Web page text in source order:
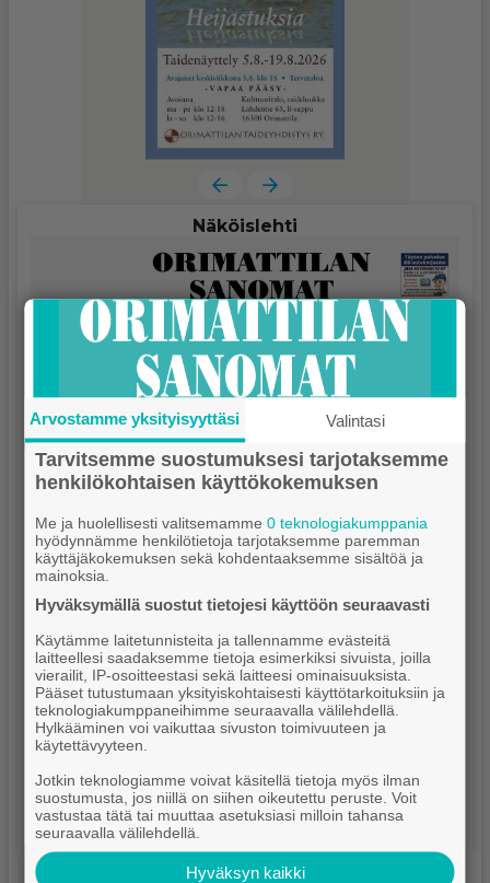
Näköislehti
Arvostamme yksityisyyttäsi Valintasi
Tarvitsemme suostumuksesi tarjotaksemme
henkilökohtaisen käyttökokemuksen
Me ja huolellisesti valitsemamme0 teknologiakumppania
hyödynnämme henkilötietoja tarjotaksemme paremman
käyttäjäkokemuksen sekä kohdentaaksemme sisältöä ja
mainoksia.
Hyväksymällä suostut tietojesi käyttöön seuraavasti
Käytämme laitetunnisteita ja tallennamme evästeitä
laitteellesi saadaksemme tietoja esimerkiksi sivuista, joilla
vierailit, IP-osoitteestasi sekä laitteesi ominaisuuksista.
Pääset tutustumaan yksityiskohtaisesti käyttötarkoituksiin ja
teknologiakumppaneihimme seuraavalla välilehdellä.
Hylkääminen voi vaikuttaa sivuston toimivuuteen ja
käytettävyyteen.
Jotkin teknologiamme voivat käsitellä tietoja myös ilman
suostumusta, jos niillä on siihen oikeutettu peruste. Voit
vastustaa tätä tai muuttaa asetuksiasi milloin tahansa
seuraavalla välilehdellä.
Hyväksyn kaikki